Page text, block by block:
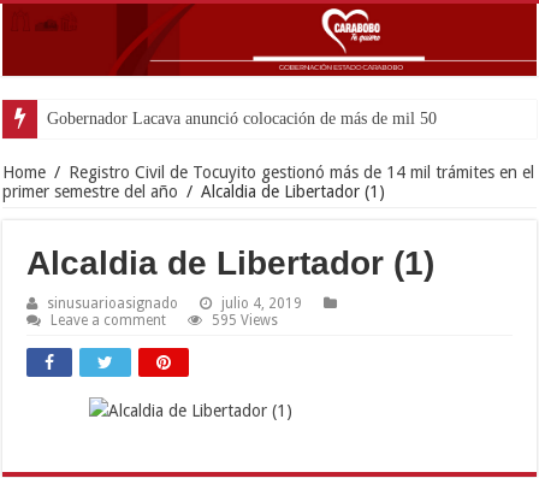
Home / Registro Civil de Tocuyito gestionó más de 14 mil trámites en el
primer semestre del año / Alcaldia de Libertador (1)
Alcaldia de Libertador (1)
sinusuarioasignado
julio 4, 2019
Leave a comment
595 Views